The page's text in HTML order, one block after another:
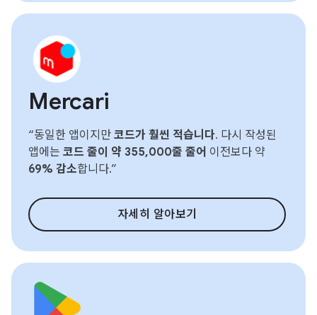
Mercari
“동일한 앱이지만 코드가 훨씬 적습니다. 다시 작성된
앱에는 코드 줄이 약 355,000줄 줄어 이전보다 약
69% 감소합니다.”
자세히 알아보기